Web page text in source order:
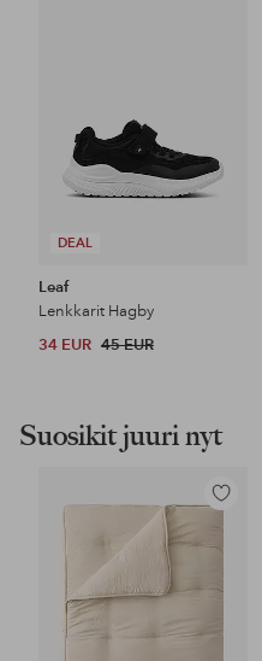
DEAL
Leaf
Lenkkarit Hagby
34 EUR 45 EUR
Suosikit juuri nyt
Lisää